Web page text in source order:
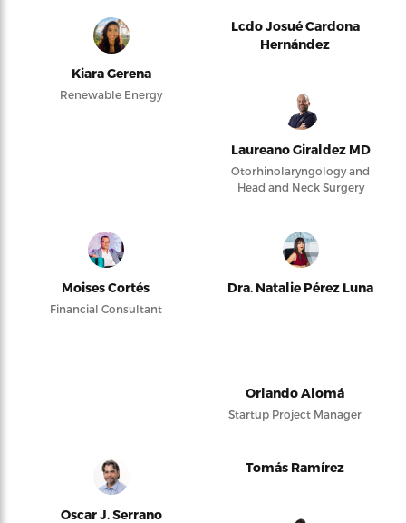
Kiara Gerena
Renewable Energy
Lcdo Josué Cardona
Hernández
Laureano Giraldez MD
Otorhinolaryngology and
Head and Neck Surgery
Moises Cortés
Financial Consultant
Dra. Natalie Pérez Luna
Orlando Alomá
Startup Project Manager
Oscar J. Serrano
Tomás Ramírez